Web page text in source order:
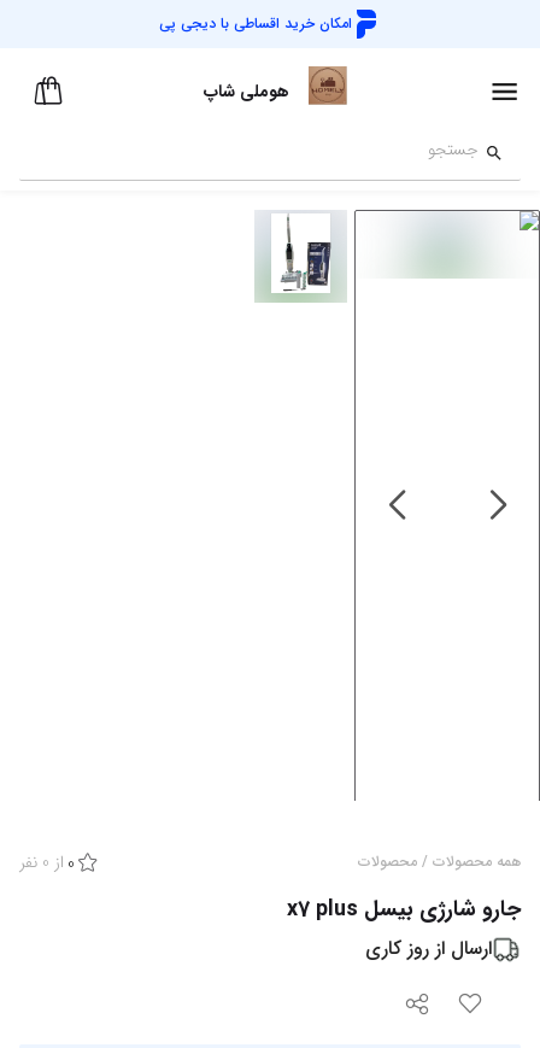
امکان خرید اقساطی با دیجی پی
هوملی شاپ
همه محصولات / محصولات 0 از 0 نفر
جارو شارژی بیسل x7 plus
ارسال از روز کاری